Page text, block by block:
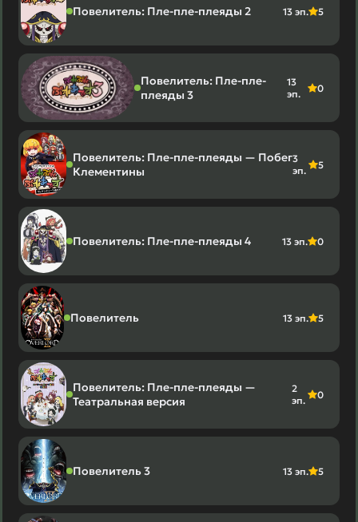
Повелитель: Пле-пле-плеяды 2 13 эп. 5
Повелитель: Пле-пле-
плеяды 3
13
эп.
0
Повелитель: Пле-пле-плеяды — Побег
Клементины
3
эп.
5
Повелитель: Пле-пле-плеяды 4 13 эп. 0
Повелитель 13 эп. 5
Повелитель: Пле-пле-плеяды —
Театральная версия
2
эп.
0
Повелитель 3 13 эп. 5